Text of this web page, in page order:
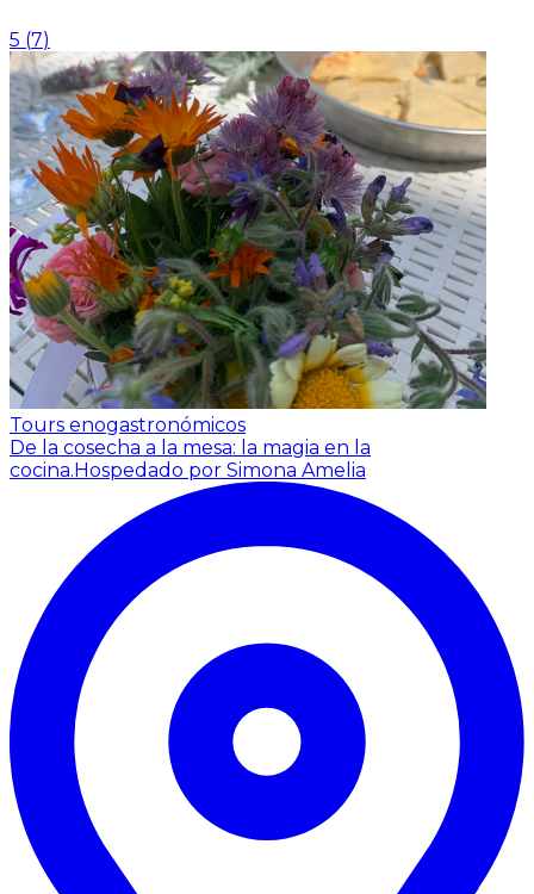
5 (7)
Tours enogastronómicos
De la cosecha a la mesa: la magia en la
cocina.Hospedado por Simona Amelia